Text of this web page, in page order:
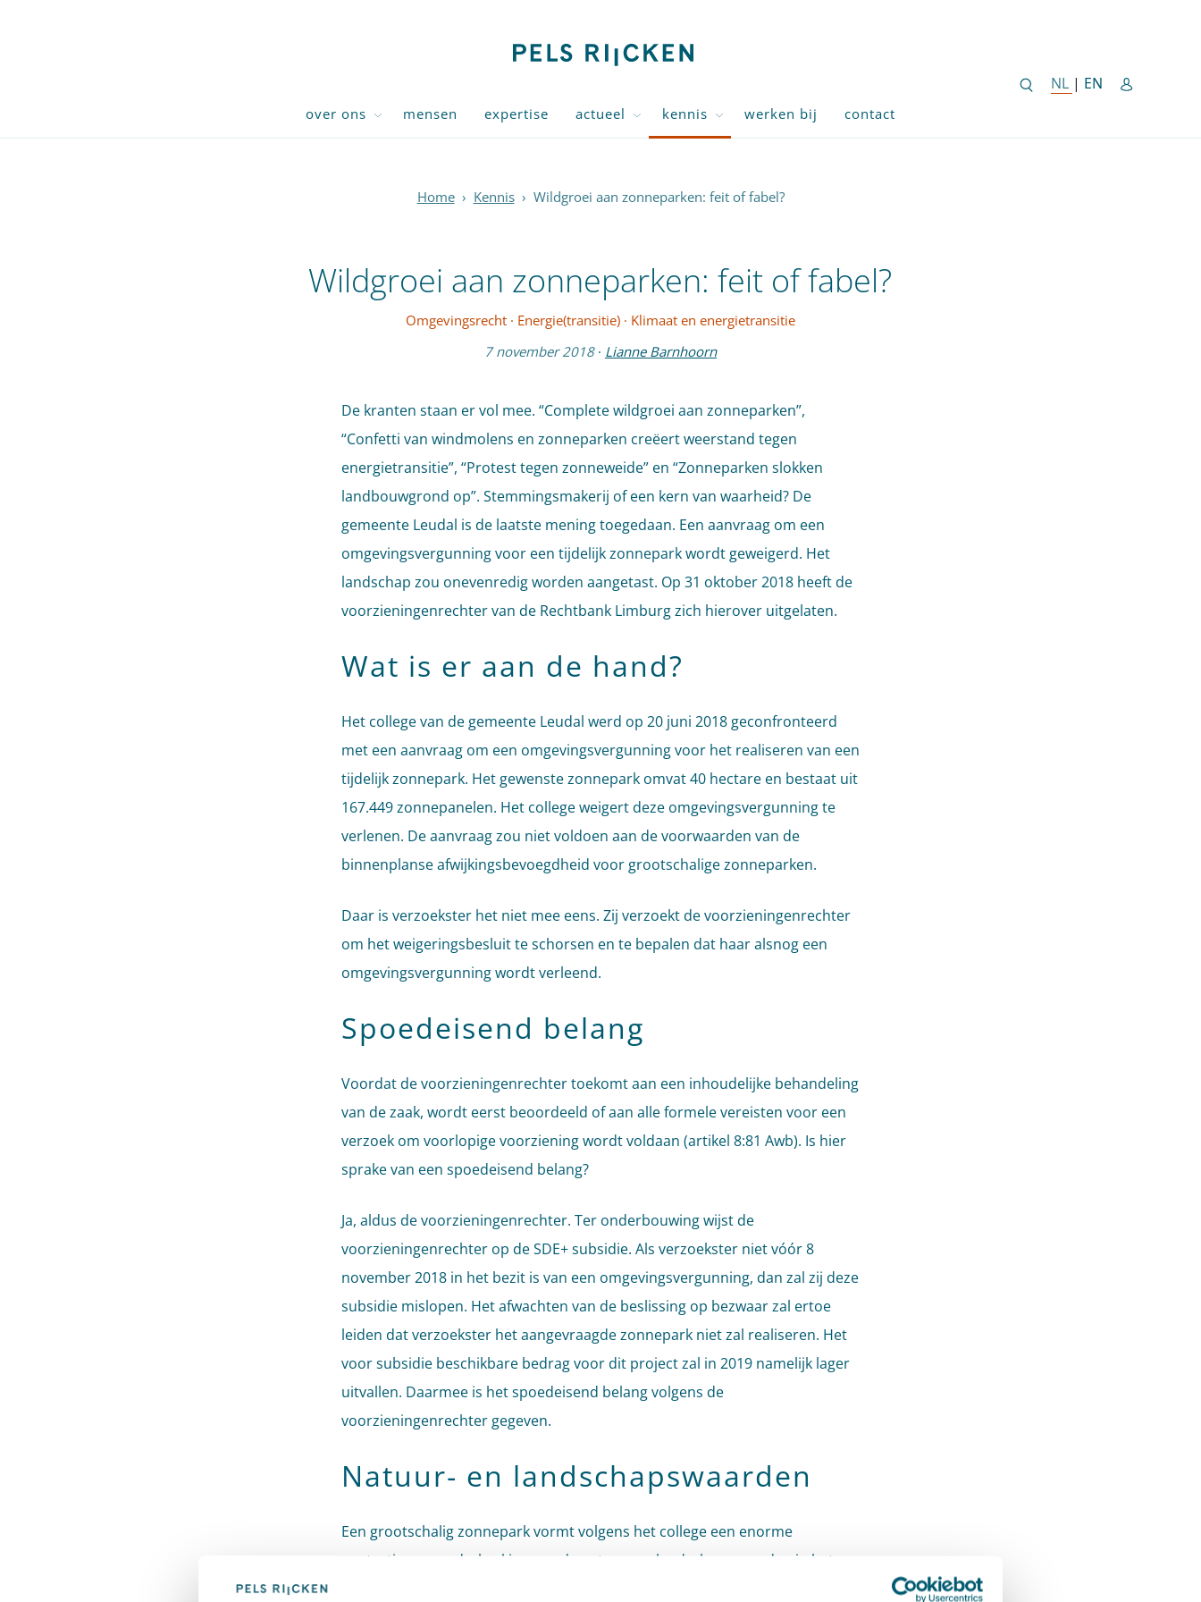
NL NEDERLANDSE
| EN ENGLISH
over ons mensen expertise actueel kennis werken bij contact
Home › Kennis › Wildgroei aan zonneparken: feit of fabel?
Wildgroei aan zonneparken: feit of fabel?
Omgevingsrecht · Energie(transitie) · Klimaat en energietransitie
7 november 2018 · Lianne Barnhoorn
De kranten staan er vol mee. “Complete wildgroei aan zonneparken”,
“Confetti van windmolens en zonneparken creëert weerstand tegen
energietransitie”, “Protest tegen zonneweide” en “Zonneparken slokken
landbouwgrond op”. Stemmingsmakerij of een kern van waarheid? De
gemeente Leudal is de laatste mening toegedaan. Een aanvraag om een
omgevingsvergunning voor een tijdelijk zonnepark wordt geweigerd. Het
landschap zou onevenredig worden aangetast. Op 31 oktober 2018 heeft de
voorzieningenrechter van de Rechtbank Limburg zich hierover uitgelaten.
Wat is er aan de hand?
Het college van de gemeente Leudal werd op 20 juni 2018 geconfronteerd
met een aanvraag om een omgevingsvergunning voor het realiseren van een
tijdelijk zonnepark. Het gewenste zonnepark omvat 40 hectare en bestaat uit
167.449 zonnepanelen. Het college weigert deze omgevingsvergunning te
verlenen. De aanvraag zou niet voldoen aan de voorwaarden van de
binnenplanse afwijkingsbevoegdheid voor grootschalige zonneparken.
Daar is verzoekster het niet mee eens. Zij verzoekt de voorzieningenrechter
om het weigeringsbesluit te schorsen en te bepalen dat haar alsnog een
omgevingsvergunning wordt verleend.
Spoedeisend belang
Voordat de voorzieningenrechter toekomt aan een inhoudelijke behandeling
van de zaak, wordt eerst beoordeeld of aan alle formele vereisten voor een
verzoek om voorlopige voorziening wordt voldaan (artikel 8:81 Awb). Is hier
sprake van een spoedeisend belang?
Ja, aldus de voorzieningenrechter. Ter onderbouwing wijst de
voorzieningenrechter op de SDE+ subsidie. Als verzoekster niet vóór 8
november 2018 in het bezit is van een omgevingsvergunning, dan zal zij deze
subsidie mislopen. Het afwachten van de beslissing op bezwaar zal ertoe
leiden dat verzoekster het aangevraagde zonnepark niet zal realiseren. Het
voor subsidie beschikbare bedrag voor dit project zal in 2019 namelijk lager
uitvallen. Daarmee is het spoedeisend belang volgens de
voorzieningenrechter gegeven.
Natuur- en landschapswaarden
Een grootschalig zonnepark vormt volgens het college een enorme
aantasting en onderbreking van de natuur- en landschapswaarden in het